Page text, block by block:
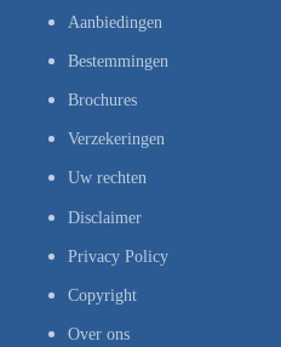
Aanbiedingen
Bestemmingen
Brochures
Verzekeringen
Uw rechten
Disclaimer
Privacy Policy
Copyright
Over ons